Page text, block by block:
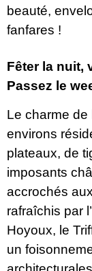
beauté,
fanfares !
Fêter la nuit,
Passez le
Le charme
environs
plateaux, de
imposants
accrochés
rafraîchis par
Hoyoux, le
un